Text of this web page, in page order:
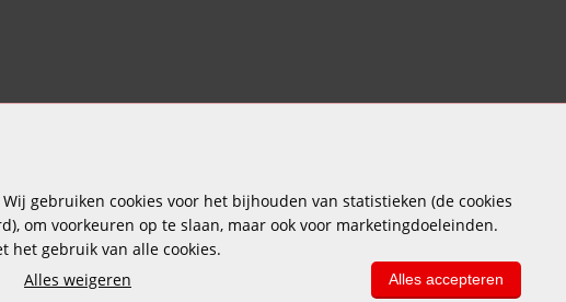
en gemakkelijk betalen
gebruiken cookies voor het bijhouden van statistieken (de cookies
om voorkeuren op te slaan, maar ook voor marketingdoeleinden.
het gebruik van alle cookies.
Alles weigeren Alles accepteren